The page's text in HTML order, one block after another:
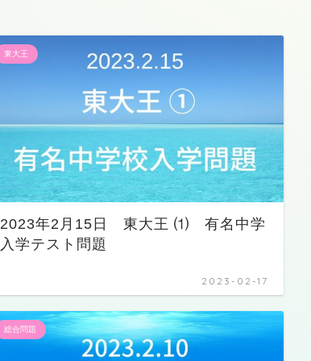
東大王
2023年2月15日 東大王 ⑴ 有名中学
入学テスト問題
2023-02-17
総合問題